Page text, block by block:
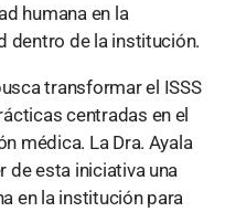
humana en la
dentro de la institución.
transformar el ISSS
centradas en el
médica. La Dra. Ayala
de esta iniciativa una
en la institución para